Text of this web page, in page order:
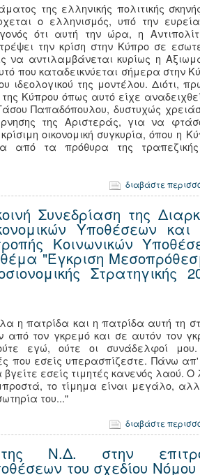
της ελληνικής πολιτικής
ο ελληνισμός, υπό την
ότι αυτή την ώρα, η
την κρίση στην Κύπρο σε
να αντιλαμβάνεται κυρίως η
που καταδεικνύεται σήμερα στην
ιδεολογικού της μοντέλου. Διότι,
της Κύπρου όπως αυτό είχε
Παπαδόπουλου, δυστυχώς
της Αριστεράς, για να
οικονομική συγκυρία, όπου η
από τα πρόθυρα της
διαβάστε
Συνεδρίαση της
Υποθέσεων και
Κοινωνικών
"Έγκριση
Στρατηγικής
η πατρίδα και η πατρίδα αυτή τη
από τον γκρεμό και σε αυτόν τον
εγώ, ούτε οι συνάδελφοί
που εσείς υπερασπίζεστε. Πάνω
εσείς τιμητές κανενός λαού. Ο
το τίμημα είναι μεγάλο,
του..."
διαβάστε
της Ν.Δ. στην
του σχεδίου Νόμου